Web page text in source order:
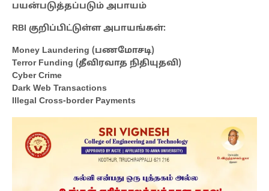
பயன்படுத்தப்படும் அபாயம்
RBI குறிப்பிட்டுள்ள அபாயங்கள்:
Money Laundering (பணமோசடி)
Terror Funding (தீவிரவாத நிதியுதவி)
Cyber Crime
Dark Web Transactions
Illegal Cross-border Payments